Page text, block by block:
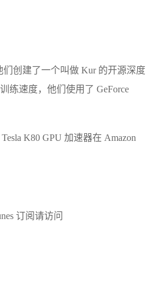
创建了一个叫做 Kur 的开源深度
练速度，他们使用了 GeForce
K80 GPU 加速器在 Amazon
订阅请访问